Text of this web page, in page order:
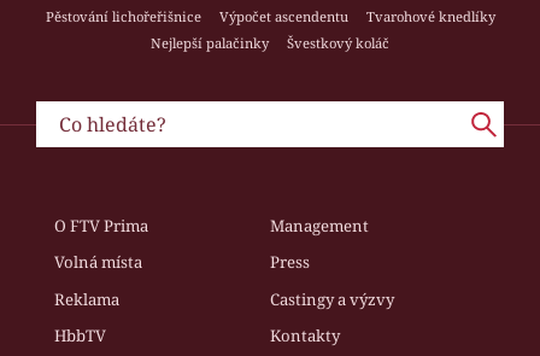
Pěstování lichořeřišnice
Výpočet ascendentu
Tvarohové knedlíky
Nejlepší palačinky
Švestkový koláč
O FTV Prima
Management
Volná místa
Press
Reklama
Castingy a výzvy
HbbTV
Kontakty